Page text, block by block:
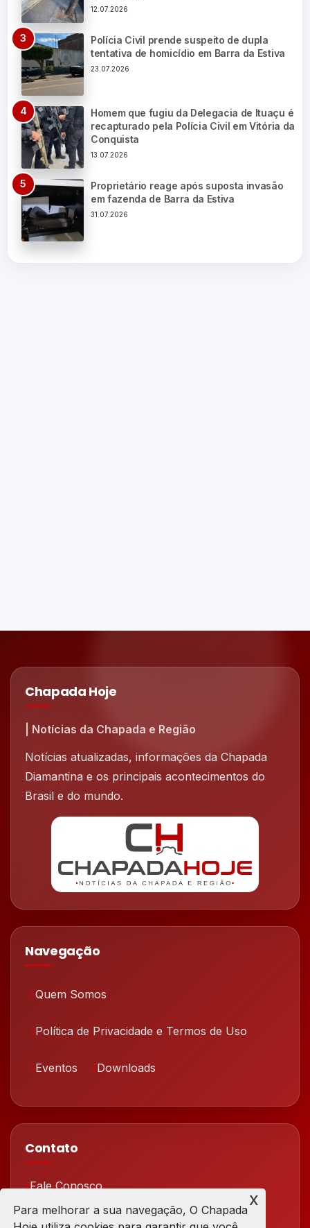
12.07.2026
Polícia Civil prende suspeito de dupla
tentativa de homicídio em Barra da Estiva
23.07.2026
Homem que fugiu da Delegacia de Ituaçu é
recapturado pela Polícia Civil em Vitória da
Conquista
13.07.2026
Proprietário reage após suposta invasão
em fazenda de Barra da Estiva
31.07.2026
Chapada Hoje
| Notícias da Chapada e Região
Notícias atualizadas, informações da Chapada
Diamantina e os principais acontecimentos do
Brasil e do mundo.
Navegação
Quem Somos
Política de Privacidade e Termos de Uso
Eventos Downloads
Contato
Fale Conosco
Redes Sociais
Para melhorar a sua navegação, O Chapada
x